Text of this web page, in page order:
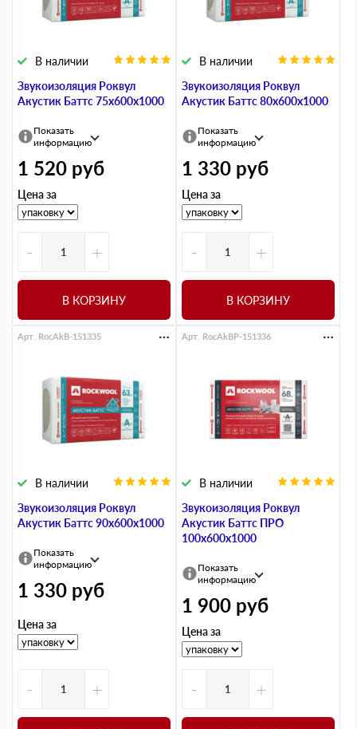
Звукоизоляция Роквул
Акустик Баттс 75х600х1000
В наличии
Показать
информацию
1 520 руб
Цена за
- +
В КОРЗИНУ
Звукоизоляция Роквул
Акустик Баттс 80х600х1000
В наличии
Показать
информацию
1 330 руб
Цена за
- +
В КОРЗИНУ
Звукоизоляция Роквул
Акустик Баттс 90х600х1000
В наличии
Арт. RocAkB-151335
Показать
информацию
1 330 руб
Цена за
- +
Звукоизоляция Роквул
Акустик Баттс ПРО
100х600х1000
В наличии
Арт. RocAkBP-151336
Показать
информацию
1 900 руб
Цена за
- +